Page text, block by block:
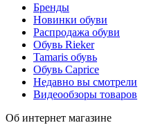
Бренды
Новинки обуви
Распродажа обуви
Обувь Rieker
Tamaris обувь
Обувь Caprice
Недавно вы смотрели
Видеообзоры товаров
Об интернет магазине